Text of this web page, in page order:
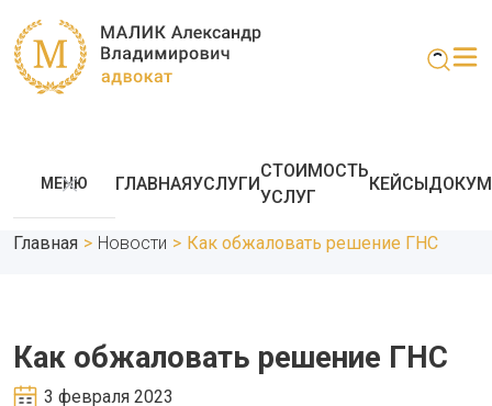
МЕНЮ ГЛАВНАЯУСЛУГИ
СТОИМОСТЬ
УСЛУГ
КЕЙСЫ
Главная > Новости > Как обжаловать решение ГНС
Как обжаловать решение ГНС
3 февраля 2023